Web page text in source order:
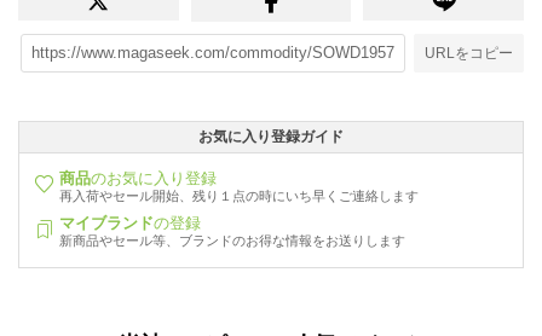
URLをコピー
お気に入り登録ガイド
商品のお気に入り登録
再入荷やセール開始、残り１点の時にいち早くご連絡します
マイブランドの登録
新商品やセール等、ブランドのお得な情報をお送りします